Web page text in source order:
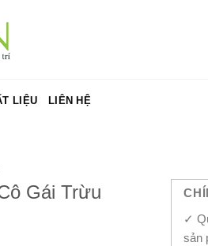
LIỆU LIÊN HỆ
Gái Trừu
✓
sản